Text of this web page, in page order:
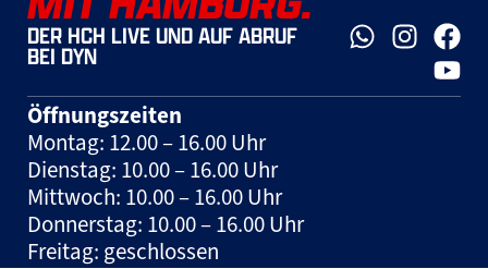
DER HCH LIVE UND AUF ABRUF
BEI DYN
Öffnungszeiten
Montag: 12.00 – 16.00 Uhr
Dienstag: 10.00 – 16.00 Uhr
Mittwoch: 10.00 – 16.00 Uhr
Donnerstag: 10.00 – 16.00 Uhr
Freitag: geschlossen